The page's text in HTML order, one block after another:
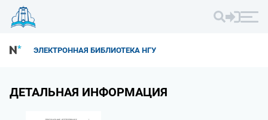
ЭЛЕКТРОННАЯ БИБЛИОТЕКА НГУ
ДЕТАЛЬНАЯ ИНФОРМАЦИЯ